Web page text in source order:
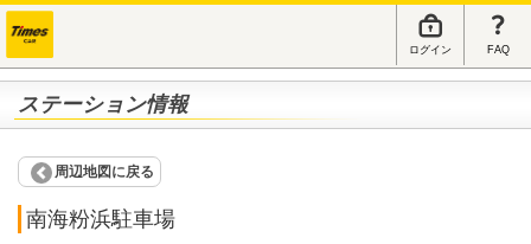
ログイン FAQ
ステーション情報
周辺地図に戻る
南海粉浜駐車場